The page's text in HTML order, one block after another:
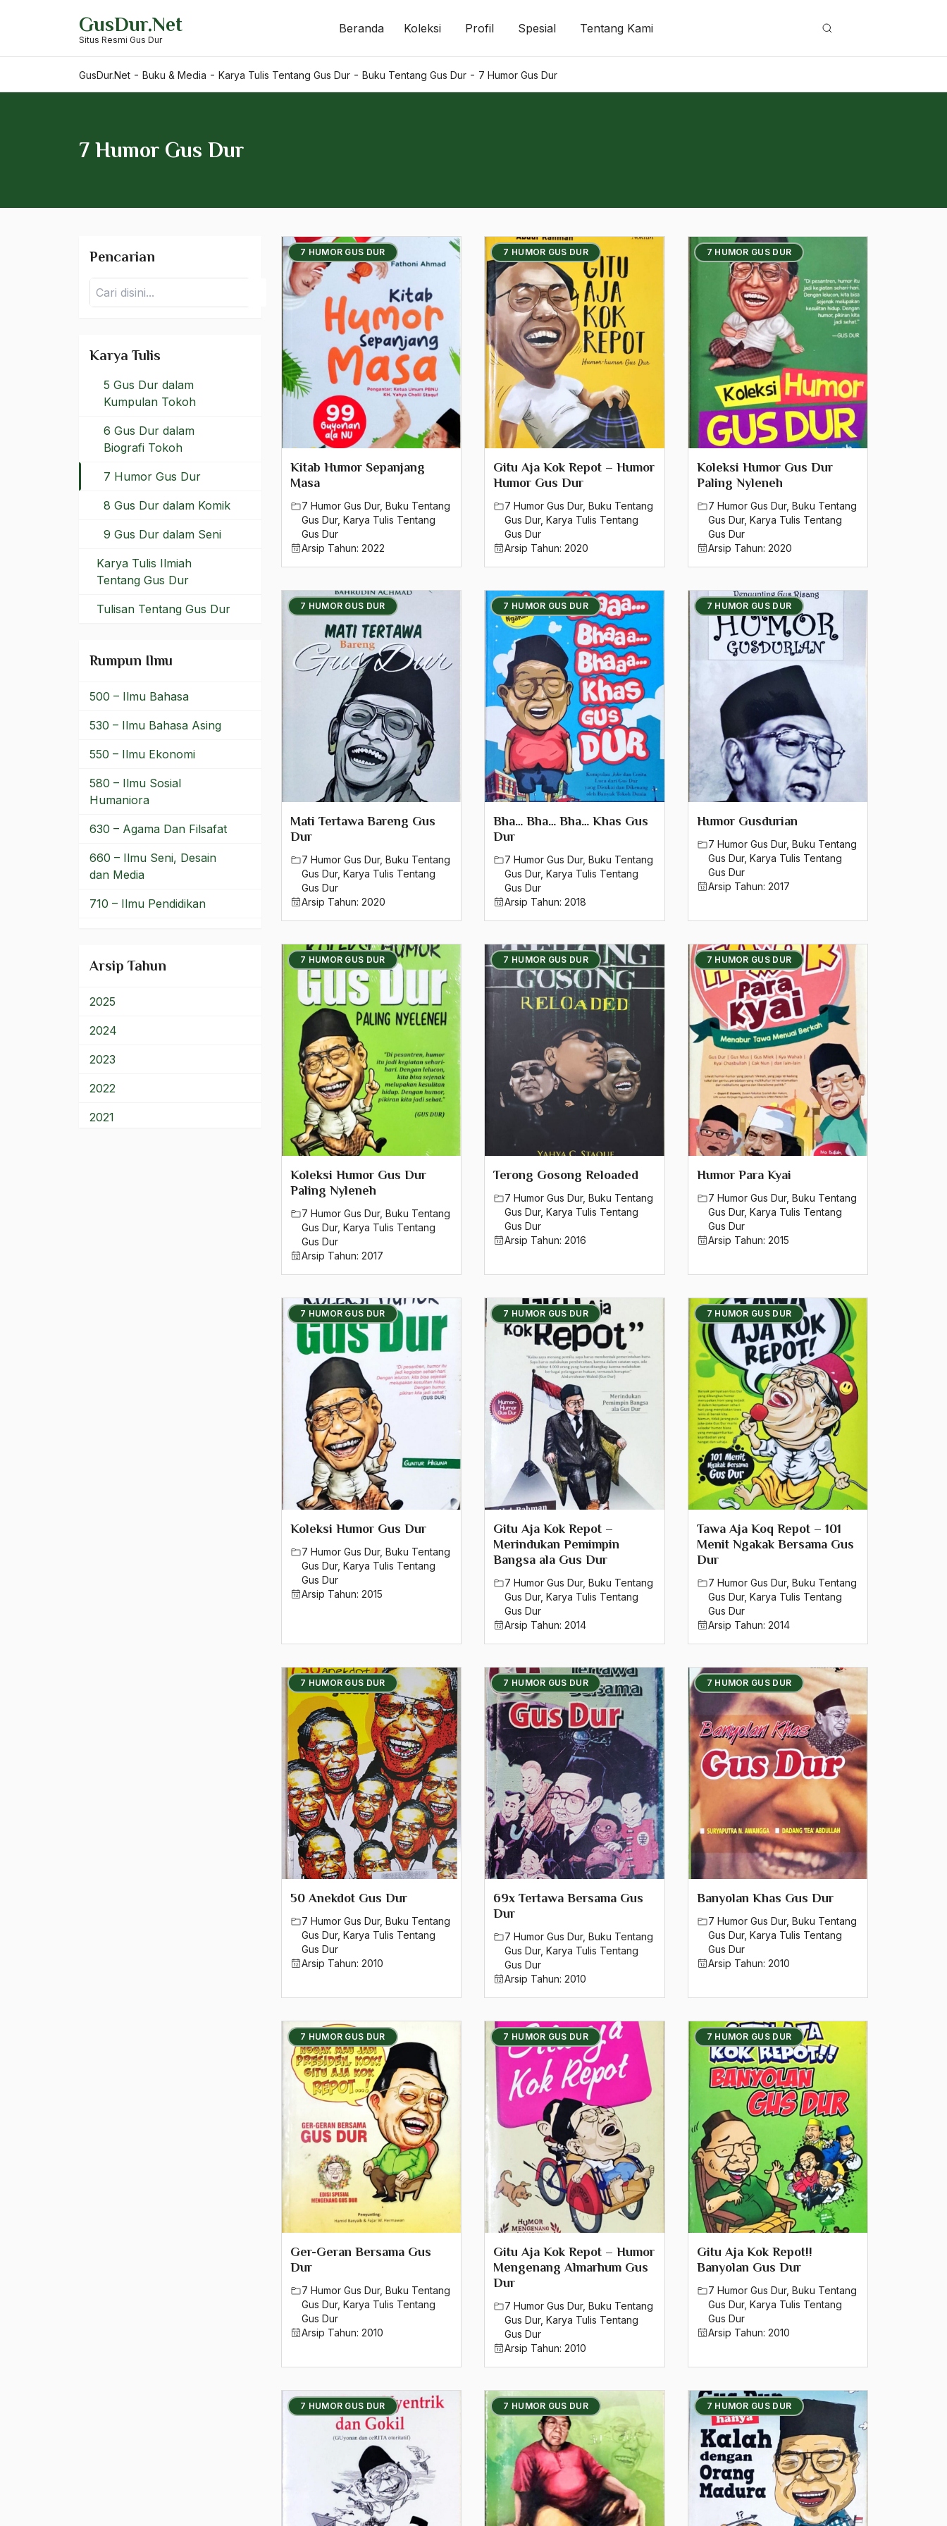
GusDur.Net
Situs Resmi Gus Dur
Beranda Koleksi Profil Spesial Tentang Kami
GusDur.Net - Buku & Media - Karya Tulis Tentang Gus Dur - Buku Tentang Gus Dur - 7 Humor Gus Dur
7 Humor Gus Dur
7 HUMOR GUS DUR
Kitab Humor Sepanjang
Masa
7 Humor Gus Dur, Buku Tentang
Gus Dur, Karya Tulis Tentang
Gus Dur
Arsip Tahun: 2022
7 HUMOR GUS DUR
Gitu Aja Kok Repot – Humor
Humor Gus Dur
7 Humor Gus Dur,Buku Tentang
Gus Dur,Karya Tulis Tentang
Gus Dur
Arsip Tahun:2020
7 HUMOR GUS DUR
Koleksi Humor Gus Dur
Paling Nyleneh
7 Humor Gus Dur, Buku Tentang
Gus Dur, Karya Tulis Tentang
Gus Dur
Arsip Tahun: 2020
7 HUMOR GUS DUR
Mati Tertawa Bareng Gus
Dur
7 Humor Gus Dur, Buku Tentang
Gus Dur, Karya Tulis Tentang
Gus Dur
Arsip Tahun: 2020
7 HUMOR GUS DUR
Bha… Bha… Bha… Khas Gus
Dur
7 Humor Gus Dur,Buku Tentang
Gus Dur,Karya Tulis Tentang
Gus Dur
Arsip Tahun:2018
7 HUMOR GUS DUR
Humor Gusdurian
7 Humor Gus Dur, Buku Tentang
Gus Dur, Karya Tulis Tentang
Gus Dur
Arsip Tahun: 2017
7 HUMOR GUS DUR
Koleksi Humor Gus Dur
Paling Nyleneh
7 Humor Gus Dur, Buku Tentang
Gus Dur, Karya Tulis Tentang
Gus Dur
Arsip Tahun: 2017
7 HUMOR GUS DUR
Terong Gosong Reloaded
7 Humor Gus Dur,Buku Tentang
Gus Dur,Karya Tulis Tentang
Gus Dur
Arsip Tahun:2016
7 HUMOR GUS DUR
Humor Para Kyai
7 Humor Gus Dur, Buku Tentang
Gus Dur, Karya Tulis Tentang
Gus Dur
Arsip Tahun: 2015
7 HUMOR GUS DUR
Koleksi Humor Gus Dur
7 Humor Gus Dur, Buku Tentang
Gus Dur, Karya Tulis Tentang
Gus Dur
Arsip Tahun: 2015
7 HUMOR GUS DUR
Gitu Aja Kok Repot –
Merindukan Pemimpin
Bangsa ala Gus Dur
7 Humor Gus Dur,Buku Tentang
Gus Dur,Karya Tulis Tentang
Gus Dur
Arsip Tahun:2014
7 HUMOR GUS DUR
Tawa Aja Koq Repot – 101
Menit Ngakak Bersama Gus
Dur
7 Humor Gus Dur, Buku Tentang
Gus Dur, Karya Tulis Tentang
Gus Dur
Arsip Tahun: 2014
7 HUMOR GUS DUR
50 Anekdot Gus Dur
7 Humor Gus Dur, Buku Tentang
Gus Dur, Karya Tulis Tentang
Gus Dur
Arsip Tahun: 2010
7 HUMOR GUS DUR
69x Tertawa Bersama Gus
Dur
7 Humor Gus Dur,Buku Tentang
Gus Dur,Karya Tulis Tentang
Gus Dur
Arsip Tahun:2010
7 HUMOR GUS DUR
Banyolan Khas Gus Dur
7 Humor Gus Dur, Buku Tentang
Gus Dur, Karya Tulis Tentang
Gus Dur
Arsip Tahun: 2010
7 HUMOR GUS DUR
Ger-Geran Bersama Gus
Dur
7 Humor Gus Dur, Buku Tentang
Gus Dur, Karya Tulis Tentang
Gus Dur
Arsip Tahun: 2010
7 HUMOR GUS DUR
Gitu Aja Kok Repot – Humor
Mengenang Almarhum Gus
Dur
7 Humor Gus Dur,Buku Tentang
Gus Dur,Karya Tulis Tentang
Gus Dur
Arsip Tahun:2010
7 HUMOR GUS DUR
Gitu Aja Kok Repot!!
Banyolan Gus Dur
7 Humor Gus Dur, Buku Tentang
Gus Dur, Karya Tulis Tentang
Gus Dur
Arsip Tahun: 2010
7 HUMOR GUS DUR 7 HUMOR GUS DUR 7 HUMOR GUS DUR
Pencarian
Pencarian
Karya Tulis
Karya Tulis Gus Dur
Karya Tulis Tentang Gus
Dur
4 Tentang Gus Dur
5 Gus Dur dalam
Kumpulan Tokoh
6 Gus Dur dalam
Biografi Tokoh
7 Humor Gus Dur
8 Gus Dur dalam Komik
9 Gus Dur dalam Seni
Karya Tulis Ilmiah
Tentang Gus Dur
Tulisan Tentang Gus Dur
Rumpun Ilmu
500 – Ilmu Bahasa
530 – Ilmu Bahasa Asing
550 – Ilmu Ekonomi
580 – Ilmu Sosial
Humaniora
630 – Agama Dan Filsafat
660 – Ilmu Seni, Desain
dan Media
710 – Ilmu Pendidikan
Arsip Tahun
2025
2024
2023
2022
2021